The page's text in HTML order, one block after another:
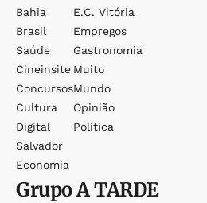
Bahia
Brasil
Saúde
Cineinsite
Concursos
Cultura
Digital
Salvador
Economia
E.c. Vitória
Empregos
Gastronomia
Muito
Mundo
Opinião
Política
GrupoA TARDE